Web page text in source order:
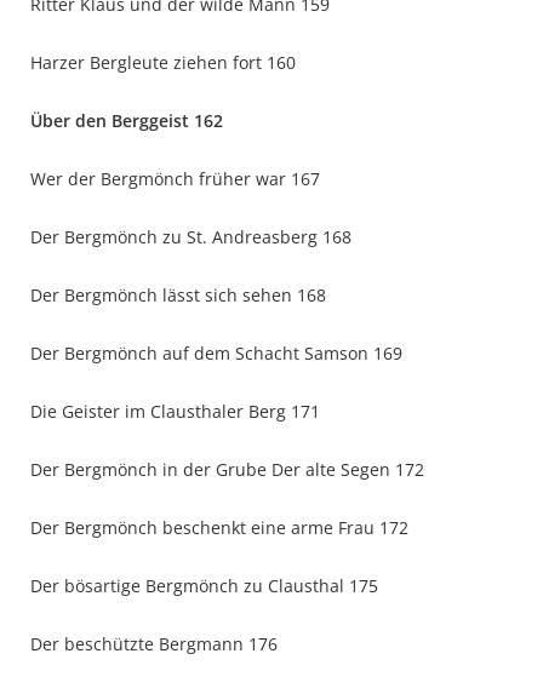
Harzer Bergleute ziehen fort 160
Über den Berggeist 162
Wer der Bergmönch früher war 167
Der Bergmönch zu St. Andreasberg 168
Der Bergmönch lässt sich sehen 168
Der Bergmönch auf dem Schacht Samson 169
Die Geister im Clausthaler Berg 171
Der Bergmönch in der Grube Der alte Segen 172
Der Bergmönch beschenkt eine arme Frau 172
Der bösartige Bergmönch zu Clausthal 175
Der beschützte Bergmann 176